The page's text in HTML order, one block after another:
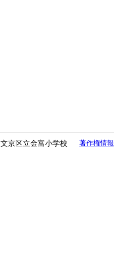
文京区立金富小学校 著作権情報